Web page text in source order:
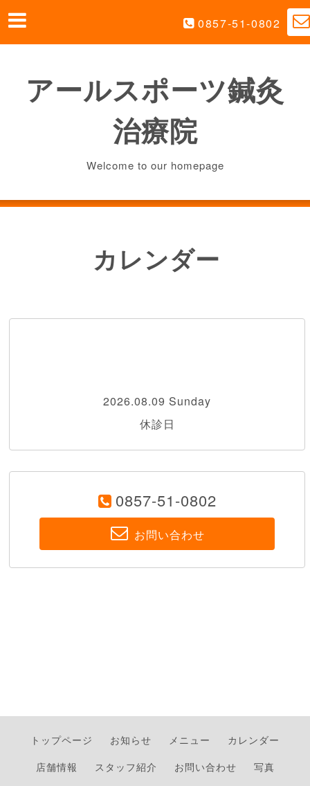
0857-51-0802
アールスポーツ鍼灸
治療院
Welcome to our homepage
カレンダー
2026.08.09 Sunday
休診日
0857-51-0802
お問い合わせ
トップページ お知らせ メニュー
カレンダー
店舗情報
スタッフ紹介 お問い合わせ
写真